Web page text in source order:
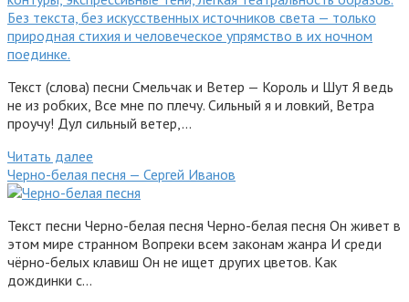
Текст (слова) песни Смельчак и Ветер — Король и Шут Я ведь
не из робких, Все мне по плечу. Сильный я и ловкий, Ветра
проучу! Дул сильный ветер,…
Читать далее
Черно-белая песня — Сергей Иванов
Текст песни Черно-белая песня Черно-белая песня Он живет в
этом мире странном Вопреки всем законам жанра И среди
чёрно-белых клавиш Он не ищет других цветов. Как
дождинки с…